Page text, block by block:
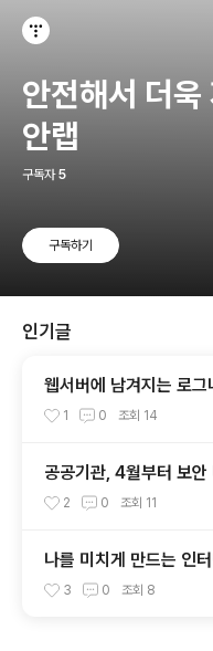
안전해서 더
안랩
구독자 5
구독하기
인기글
웹서버에 남겨지는 로
는 것들
1 0 조회 14
공공기관, 4월부터 보
안 USB에 대해 알아봅시
2 0 조회 11
나를 미치게 만드는 인
해결할까?
3 0 조회 8